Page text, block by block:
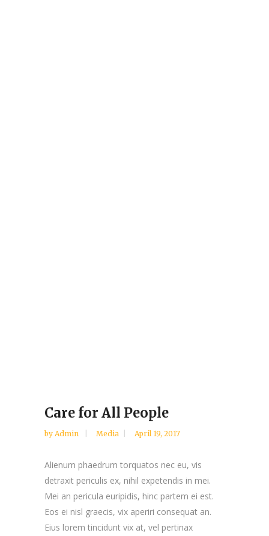
Care for All People
by Admin Media April 19, 2017
Alienum phaedrum torquatos nec eu, vis
detraxit periculis ex, nihil expetendis in mei.
Mei an pericula euripidis, hinc partem ei est.
Eos ei nisl graecis, vix aperiri consequat an.
Eius lorem tincidunt vix at, vel pertinax